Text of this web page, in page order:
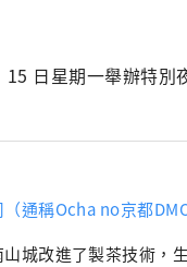
日星期一舉辦特別
通稱Ocha no京都DMO
城改進了製茶技術，